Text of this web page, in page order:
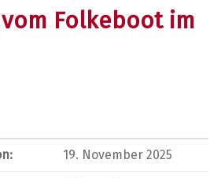
Folkeboot im
19. November 2025